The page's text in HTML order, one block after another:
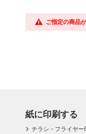
ご指定の商品
紙に印刷する
チラシ・フライヤー